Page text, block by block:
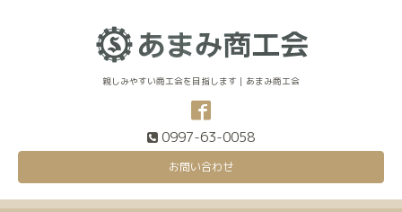
親しみやすい商工会を目指します｜あまみ商工会
0997-63-0058
お問い合わせ